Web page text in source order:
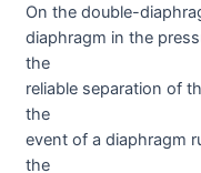
On the double-
diaphragm in the
the
reliable separation of
the
event of a diaphragm
the